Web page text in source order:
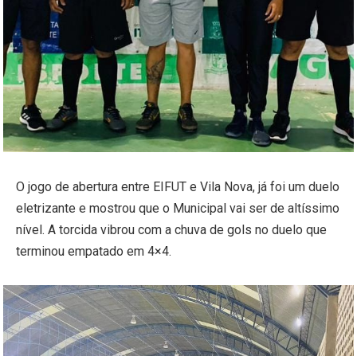
O jogo de abertura entre EIFUT e Vila Nova, já foi um duelo
eletrizante e mostrou que o Municipal vai ser de altíssimo
nível. A torcida vibrou com a chuva de gols no duelo que
terminou empatado em 4×4.